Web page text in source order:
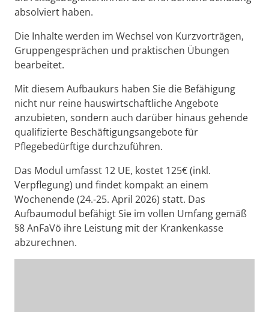
absolviert haben.
Die Inhalte werden im Wechsel von Kurzvorträgen,
Gruppengesprächen und praktischen Übungen
bearbeitet.
Mit diesem Aufbaukurs haben Sie die Befähigung
nicht nur reine hauswirtschaftliche Angebote
anzubieten, sondern auch darüber hinaus gehende
qualifizierte Beschäftigungsangebote für
Pflegebedürftige durchzuführen.
Das Modul umfasst 12 UE, kostet 125€ (inkl.
Verpflegung) und findet kompakt an einem
Wochenende (24.-25. April 2026) statt. Das
Aufbaumodul befähigt Sie im vollen Umfang gemäß
§8 AnFaVö ihre Leistung mit der Krankenkasse
abzurechnen.